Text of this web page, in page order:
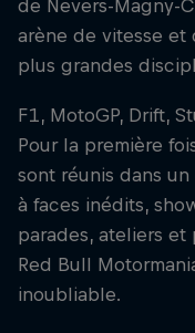
de Nevers-Magny-
arène de vitesse et
plus grandes
F1, MotoGP, Drift,
Pour la première
sont réunis dans
à faces inédits,
parades, ateliers
Red Bull
inoubliable.